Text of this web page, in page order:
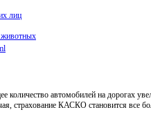
лиц
животных
количество автомобилей на дорогах
страхование КАСКО становится все